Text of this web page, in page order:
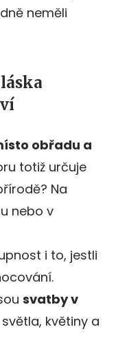
neměli
obřadu a
totiž určuje
Na
nebo v
i to, jestli
svatby v
květiny a